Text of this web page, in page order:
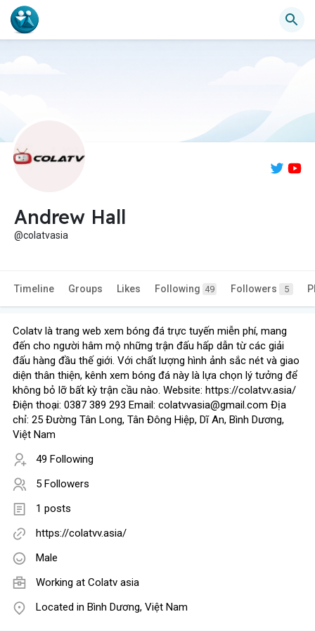
Andrew Hall
@colatvasia
Timeline Groups Likes Following 49 Followers 5
Colatv là trang web xem bóng đá trực tuyến miễn phí, mang
đến cho người hâm mộ những trận đấu hấp dẫn từ các giải
đấu hàng đầu thế giới. Với chất lượng hình ảnh sắc nét và giao
diện thân thiện, kênh xem bóng đá này là lựa chọn lý tưởng để
không bỏ lỡ bất kỳ trận cầu nào. Website: https://colatvv.asia/
Điện thoại: 0387 389 293 Email: colatvvasia@gmail.com Địa
chỉ: 25 Đường Tân Long, Tân Đông Hiệp, Dĩ An, Bình Dương,
Việt Nam
49 Following
5 Followers
1 posts
https://colatvv.asia/
Male
Working at Colatv asia
Located in Bình Dương, Việt Nam